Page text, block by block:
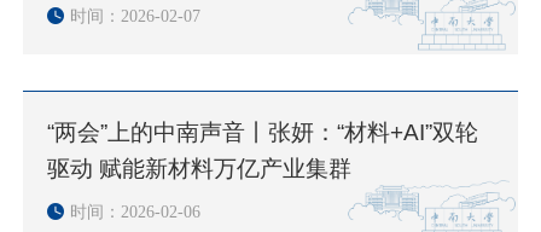
时间：2026-02-07
“两会”上的中南声音丨张妍：“材料+AI”双轮
驱动 赋能新材料万亿产业集群
时间：2026-02-06